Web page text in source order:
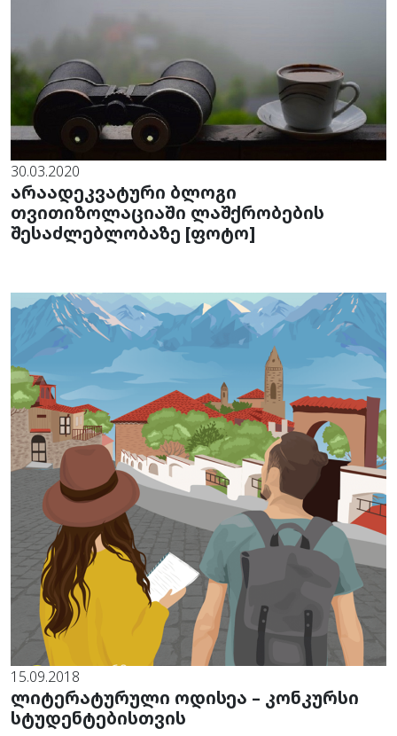
30.03.2020
არაადეკვატური ბლოგი
თვითიზოლაციაში ლაშქრობების
შესაძლებლობაზე [ფოტო]
15.09.2018
ლიტერატურული ოდისეა – კონკურსი
სტუდენტებისთვის